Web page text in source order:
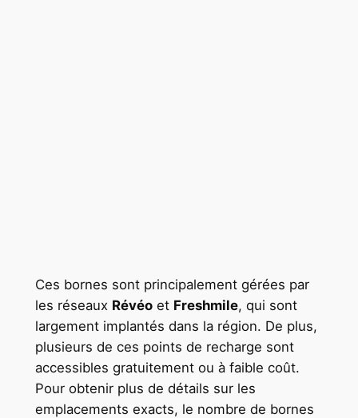
Ces bornes sont principalement gérées par
les réseaux Révéoet Freshmile, qui sont
largement implantés dans la région. De plus,
plusieurs de ces points de recharge sont
accessibles gratuitement ou à faible coût.
Pour obtenir plus de détails sur les
emplacements exacts, le nombre de bornes